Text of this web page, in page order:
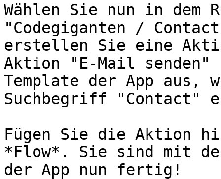
Wählen Sie nun in dem
"Codegiganten /
erstellen Sie eine
Aktion "E-Mail senden"
Template der App aus,
Suchbegriff "Contact"
Fügen Sie die Aktion
*Flow*. Sie sind mit
der App nun fertig!